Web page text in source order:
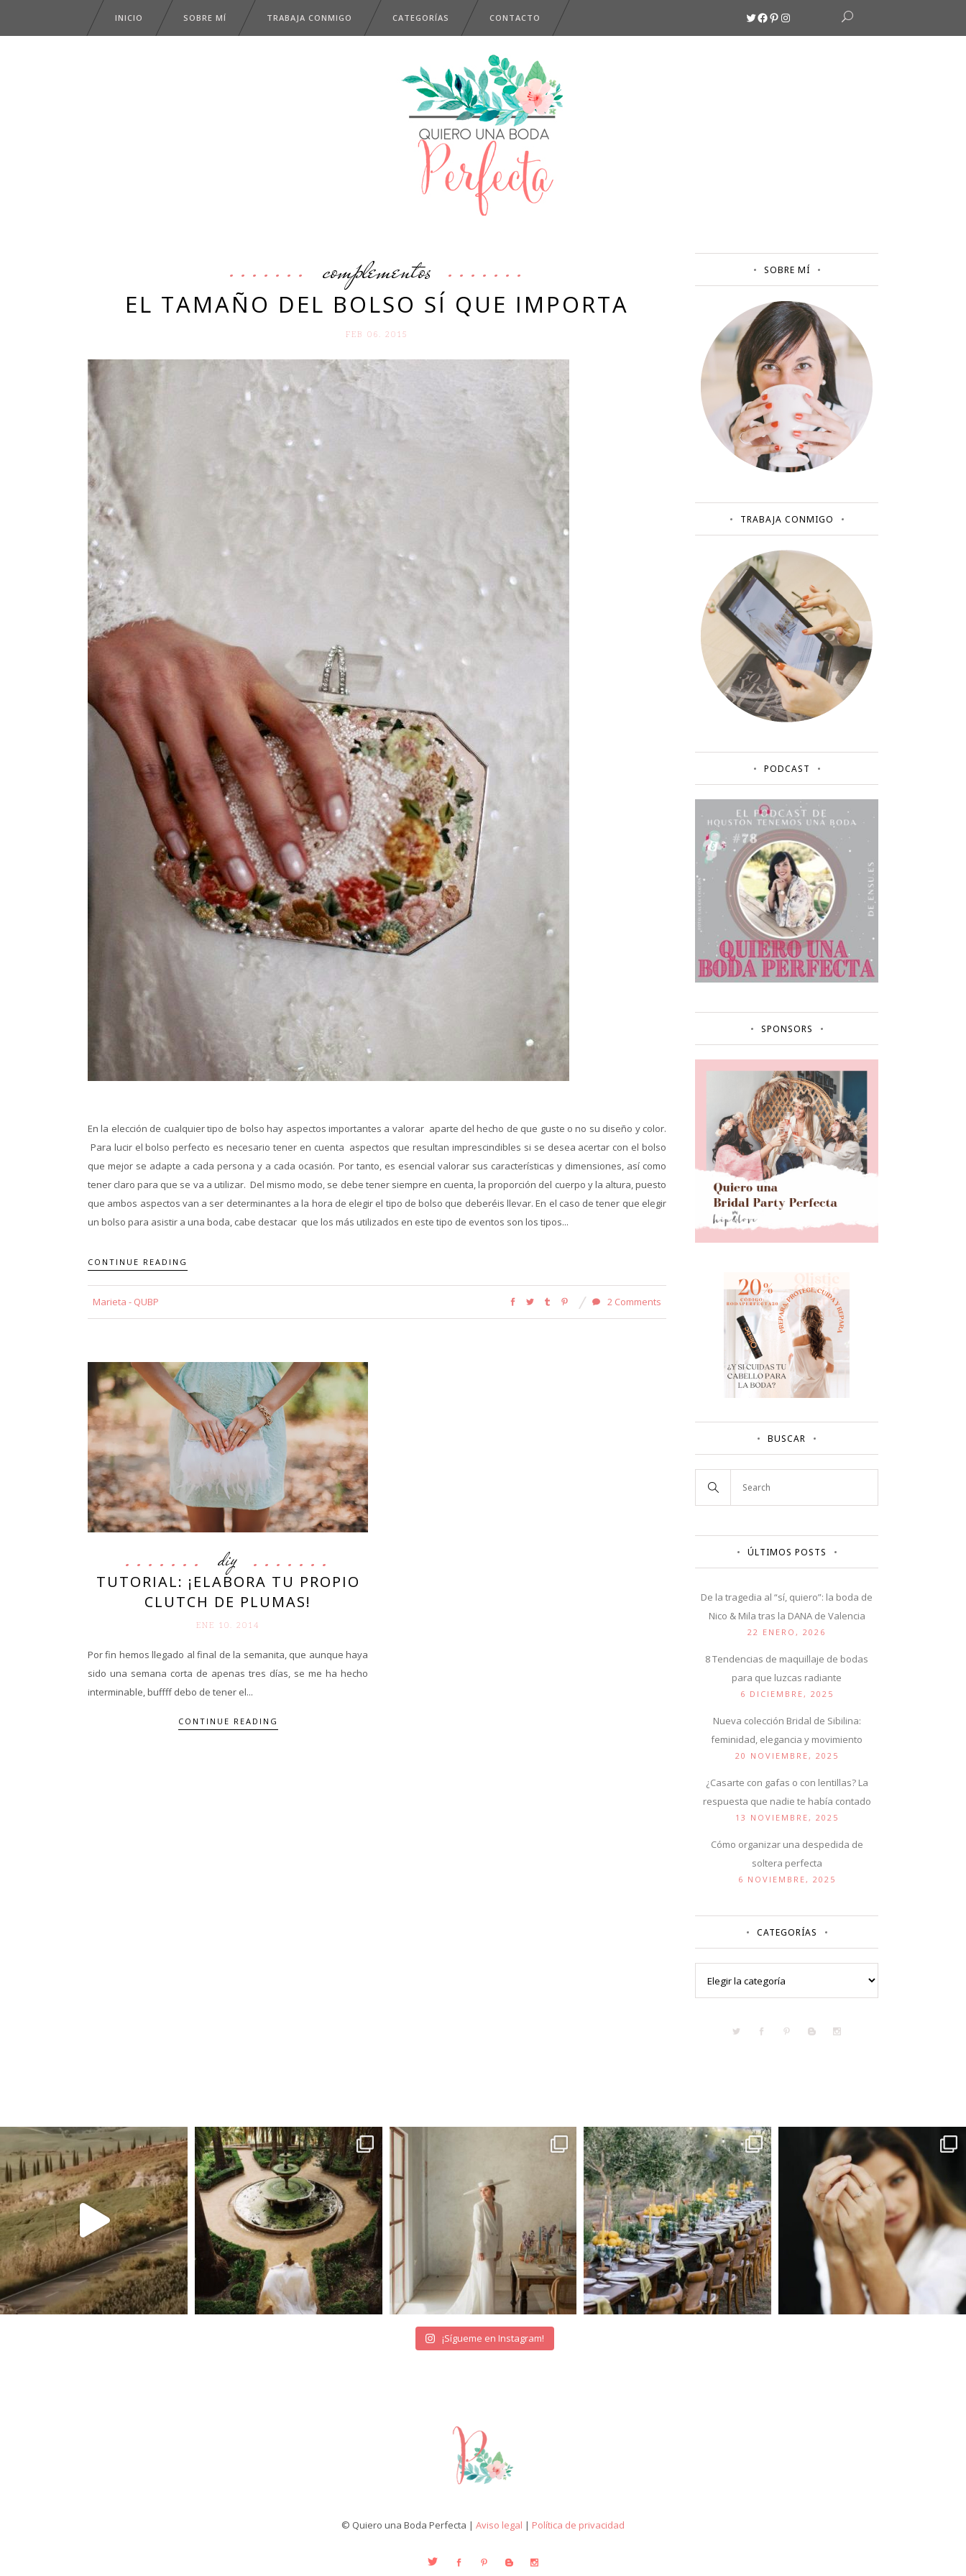
INICIO SOBRE MÍ TRABAJA CONMIGO CATEGORÍAS CONTACTO Twitter
Facebook
Pinterest
Instagram
complementos
EL TAMAÑO DEL BOLSO SÍ QUE IMPORTA
FEB 06. 2015
En la elección de cualquier tipo de bolso hay aspectos importantes a valorar aparte del hecho de que guste o no su diseño y color.
Para lucir el bolso perfecto es necesario tener en cuenta aspectos que resultan imprescindibles si se desea acertar con el bolso
que mejor se adapte a cada persona y a cada ocasión. Por tanto, es esencial valorar sus características y dimensiones, así como
tener claro para que se va a utilizar. Del mismo modo, se debe tener siempre en cuenta, la proporción del cuerpo y la altura, puesto
que ambos aspectos van a ser determinantes a la hora de elegir el tipo de bolso que deberéis llevar. En el caso de tener que elegir
un bolso para asistir a una boda, cabe destacar que los más utilizados en este tipo de eventos son los tipos...
CONTINUE READING
Marieta - QUBP 2 Comments
diy
TUTORIAL: ¡ELABORA TU PROPIO
CLUTCH DE PLUMAS!
ENE 10. 2014
Por fin hemos llegado al final de la semanita, que aunque haya
sido una semana corta de apenas tres días, se me ha hecho
interminable, buffff debo de tener el...
CONTINUE READING
SOBRE MÍ
TRABAJA CONMIGO
PODCAST
SPONSORS
BUSCAR
ÚLTIMOS POSTS
De la tragedia al “sí, quiero”: la boda de
Nico & Mila tras la DANA de Valencia
22 ENERO, 2026
8 Tendencias de maquillaje de bodas
para que luzcas radiante
6 DICIEMBRE, 2025
Nueva colección Bridal de Sibilina:
feminidad, elegancia y movimiento
20 NOVIEMBRE, 2025
¿Casarte con gafas o con lentillas? La
respuesta que nadie te había contado
13 NOVIEMBRE, 2025
Cómo organizar una despedida de
soltera perfecta
6 NOVIEMBRE, 2025
CATEGORÍAS
¡Sígueme en Instagram!
© Quiero una Boda Perfecta | Aviso legal | Política de privacidad